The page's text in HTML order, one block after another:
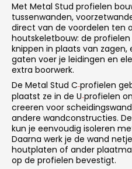
Met Metal Stud profielen
tussenwanden,
direct van de voordelen ten
houtskeletbouw: de
knippen in plaats van
gaten voer je leidingen en
extra boorwerk.
De Metal Stud C‑profielen
plaatst ze in de U‑profielen
creeren voor
andere wandconstructies.
kun je eenvoudig isoleren
Daarna werk je de wand
houtplaten of ander
op de profielen bevestigt.